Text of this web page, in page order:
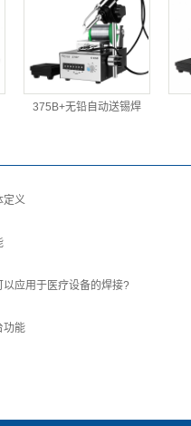
375B+无铅自动送锡焊
定义
以应用于医疗设备的焊接?
功能